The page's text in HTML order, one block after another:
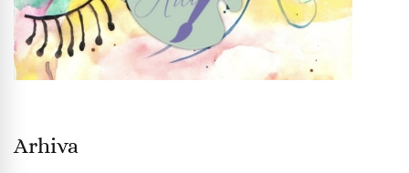
Arhiva